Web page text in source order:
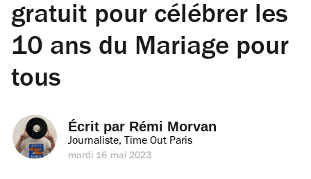
gratuit pour célébrer les
10 ans du Mariage pour
tous
Écrit par Rémi Morvan
Journaliste, Time Out Paris
mardi 16 mai 2023